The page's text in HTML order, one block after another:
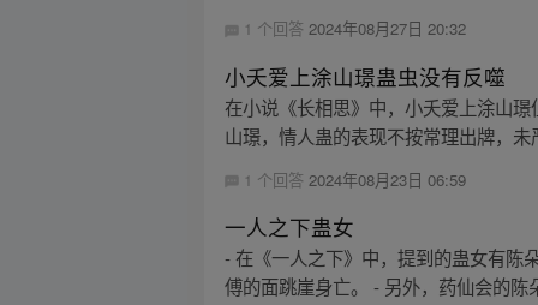
1 个回答2024年08月27日 20:32
小夭爱上涂山璟蛊虫没有反噬
在小说《长相思》中，小夭爱上涂山
山璟，情人蛊的表现不按常理出牌，
1 个回答 2024年08月23日 06:59
一人之下蛊女
- 在《一人之下》中，提到的蛊女有陈
傅的面跳崖身亡。 - 另外，药仙会的陈